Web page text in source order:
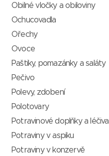
Obilné vločky a obiloviny
Ochucovadla
Ořechy
Ovoce
Paštiky, pomazánky a saláty
Pečivo
Polevy, zdobení
Polotovary
Potravinové doplňky a léčiva
Potraviny v aspiku
Potraviny v konzervě